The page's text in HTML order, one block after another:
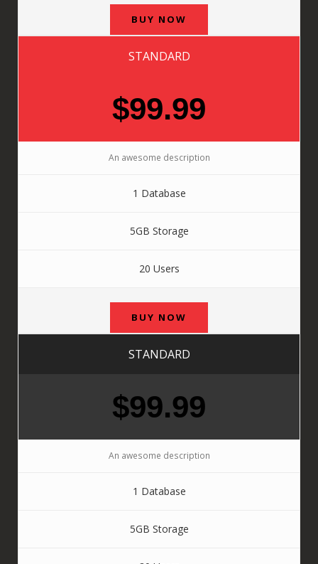
BUY NOW
STANDARD
$99.99
An awesome description
1 Database
5GB Storage
20 Users
BUY NOW
STANDARD
$99.99
An awesome description
1 Database
5GB Storage